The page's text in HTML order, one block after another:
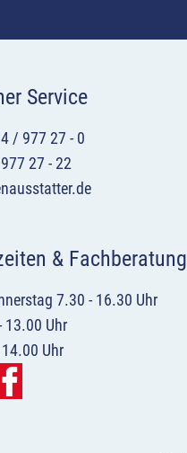
Service
/ 977 27 - 0
27 - 22
& Fachberatung
7.30 - 16.30 Uhr
13.00 Uhr
Uhr